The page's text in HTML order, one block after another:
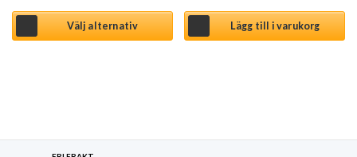
Välj alternativ Lägg till i varukorg